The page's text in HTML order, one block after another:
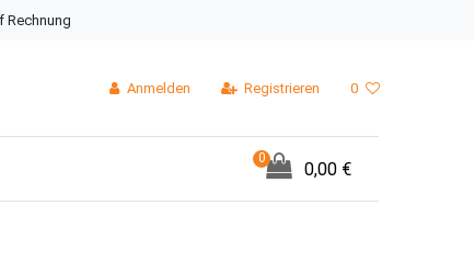
Rechnung
Anmelden Registrieren 0
0
0,00 €